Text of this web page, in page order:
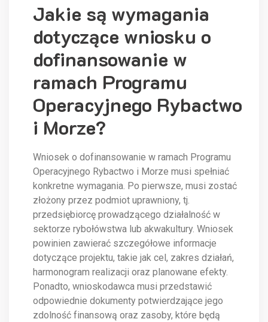
Jakie są wymagania
dotyczące wniosku o
dofinansowanie w
ramach Programu
Operacyjnego Rybactwo
i Morze?
Wniosek o dofinansowanie w ramach Programu
Operacyjnego Rybactwo i Morze musi spełniać
konkretne wymagania. Po pierwsze, musi zostać
złożony przez podmiot uprawniony, tj.
przedsiębiorcę prowadzącego działalność w
sektorze rybołówstwa lub akwakultury. Wniosek
powinien zawierać szczegółowe informacje
dotyczące projektu, takie jak cel, zakres działań,
harmonogram realizacji oraz planowane efekty.
Ponadto, wnioskodawca musi przedstawić
odpowiednie dokumenty potwierdzające jego
zdolność finansową oraz zasoby, które będą